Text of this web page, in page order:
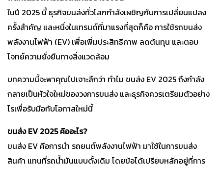
ในปี 2025 นี้ ธุรกิจขนส่งทั่วโลกกำลังเผชิญกับการเปลี่ยนแปลง
ครั้งสำคัญ และหนึ่งในเทรนด์ที่มาแรงที่สุดก็คือ การใช้รถขนส่ง
พลังงานไฟฟ้า (EV) เพื่อเพิ่มประสิทธิภาพ ลดต้นทุน และตอบ
โจทย์ความยั่งยืนทางสิ่งแวดล้อม
บทความนี้จะพาคุณไปเจาะลึกว่า ทำไม ขนส่ง EV 2025 ถึงกำลัง
กลายเป็นหัวใจใหม่ของวงการขนส่ง และธุรกิจควรเตรียมตัวอย่าง
ไรเพื่อรับมือกับโอกาสใหม่นี้
ขนส่ง EV 2025 คืออะไร?
ขนส่ง EV คือการนำ รถยนต์พลังงานไฟฟ้า มาใช้ในการขนส่ง
สินค้า แทนที่รถน้ำมันแบบดั้งเดิม โดยข้อได้เปรียบหลักอยู่ที่การ